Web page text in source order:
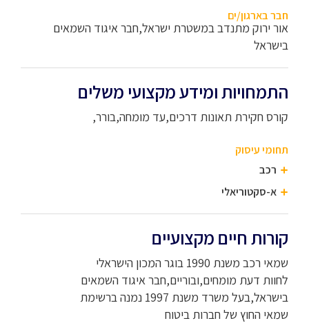
חבר בארגון/ים
אור ירוק מתנדב במשטרת ישראל,חבר איגוד השמאים
בישראל
התמחויות ומידע מקצועי משלים
קורס חקירת תאונות דרכים,עד מומחה,בורר,
תחומי עיסוק
רכב
א-סקטוריאלי
קורות חיים מקצועיים
שמאי רכב משנת 1990 בוגר המכון הישראלי
לחוות דעת מומחים,ובוריים,חבר איגוד השמאים
בישראל,בעל משרד משנת 1997 נמנה ברשימת
שמאי החוץ של חברות ביטוח